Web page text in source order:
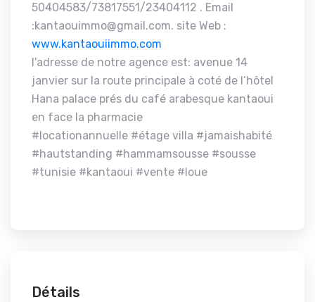
50404583/73817551/23404112 . Email
:kantaouimmo@gmail.com. site Web :
www.kantaouiimmo.com
l'adresse de notre agence est: avenue 14
janvier sur la route principale à coté de l’hôtel
Hana palace prés du café arabesque kantaoui
en face la pharmacie
#locationannuelle #étage villa #jamaishabité
#hautstanding #hammamsousse #sousse
#tunisie #kantaoui #vente #loue
Détails